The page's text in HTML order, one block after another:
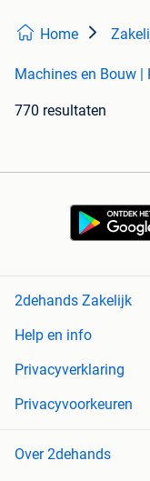
Home
Machines en Bouw |
770 resultaten
2dehands Zakelijk
Help en info
Privacyverklaring
Privacyvoorkeuren
Over 2dehands